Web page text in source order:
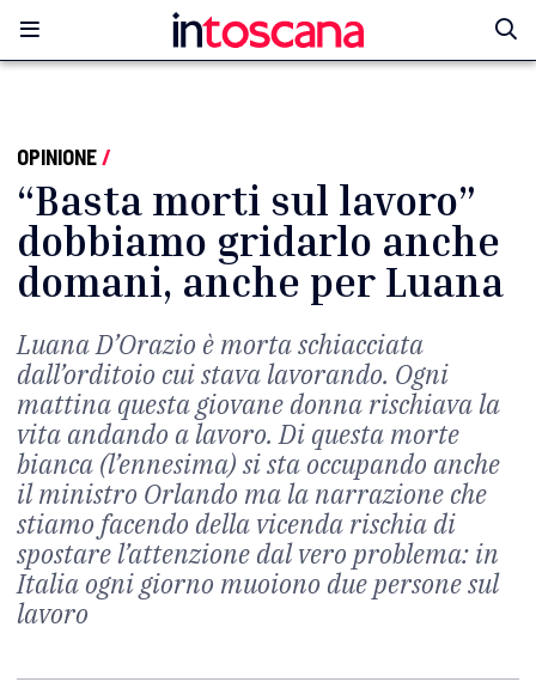
OPINIONE/
“Basta morti sul lavoro”
dobbiamo gridarlo anche
domani, anche per Luana
Luana D’Orazio è morta schiacciata
dall’orditoio cui stava lavorando. Ogni
mattina questa giovane donna rischiava la
vita andando a lavoro. Di questa morte
bianca (l’ennesima) si sta occupando anche
il ministro Orlando ma la narrazione che
stiamo facendo della vicenda rischia di
spostare l’attenzione dal vero problema: in
Italia ogni giorno muoiono due persone sul
lavoro